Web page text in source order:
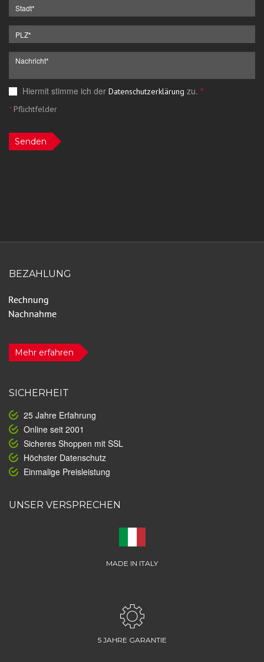
Hiermit stimme ich der Datenschutzerklärung zu. *
*Pflichtfelder
Senden
BEZAHLUNG
Mehr erfahren
SICHERHEIT
25 Jahre Erfahrung
Online seit 2001
Sicheres Shoppen mit SSL
Höchster Datenschutz
Einmalige Preisleistung
UNSER VERSPRECHEN
MADE IN ITALY
5 JAHRE GARANTIE